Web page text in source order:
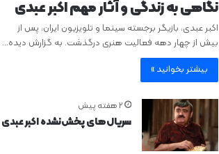
نگاهی به زندگی و آثار مهم اکبر عبدی
اکبر عبدی، بازیگر برجسته سینما و تلویزیون ایران، پس از
بیش از چهار دهه فعالیت هنری درگذشت. به گزارش دیده…
بیشتر بخوانید »
2 هفته پیش
سریال‌های پخش‌نشده اکبر عبدی